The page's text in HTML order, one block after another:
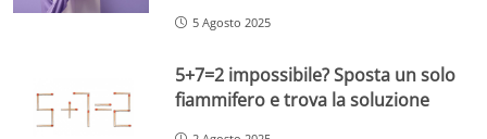
5 Agosto 2025
5+7=2 impossibile? Sposta un solo
fiammifero e trova la soluzione